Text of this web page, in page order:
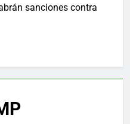
sanciones contra